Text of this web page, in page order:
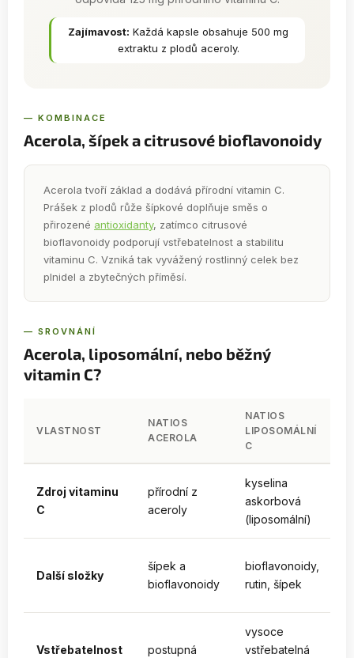
Zajímavost: Každá kapsle obsahuje 500 mg
extraktu z plodů aceroly.
— KOMBINACE
Acerola, šípek a citrusové bioflavonoidy
Acerola tvoří základ a dodává přírodní vitamin C.
Prášek z plodů růže šípkové doplňuje směs o
přirozené antioxidanty, zatímco citrusové
bioflavonoidy podporují vstřebatelnost a stabilitu
vitaminu C. Vzniká tak vyvážený rostlinný celek bez
plnidel a zbytečných příměsí.
— SROVNÁNÍ
Acerola, liposomální, nebo běžný
vitamin C?
VLASTNOST
NATIOS
ACEROLA
NATIOS
LIPOSOMÁLNÍ
C
Zdroj vitaminu
C
přírodní z
aceroly
kyselina
askorbová
(liposomální)
Další složky
šípek a
bioflavonoidy
bioflavonoidy,
rutin, šípek
Vstřebatelnost postupná
vysoce
vstřebatelná